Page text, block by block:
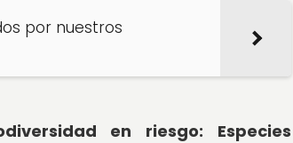
por nuestros
en riesgo: Especies